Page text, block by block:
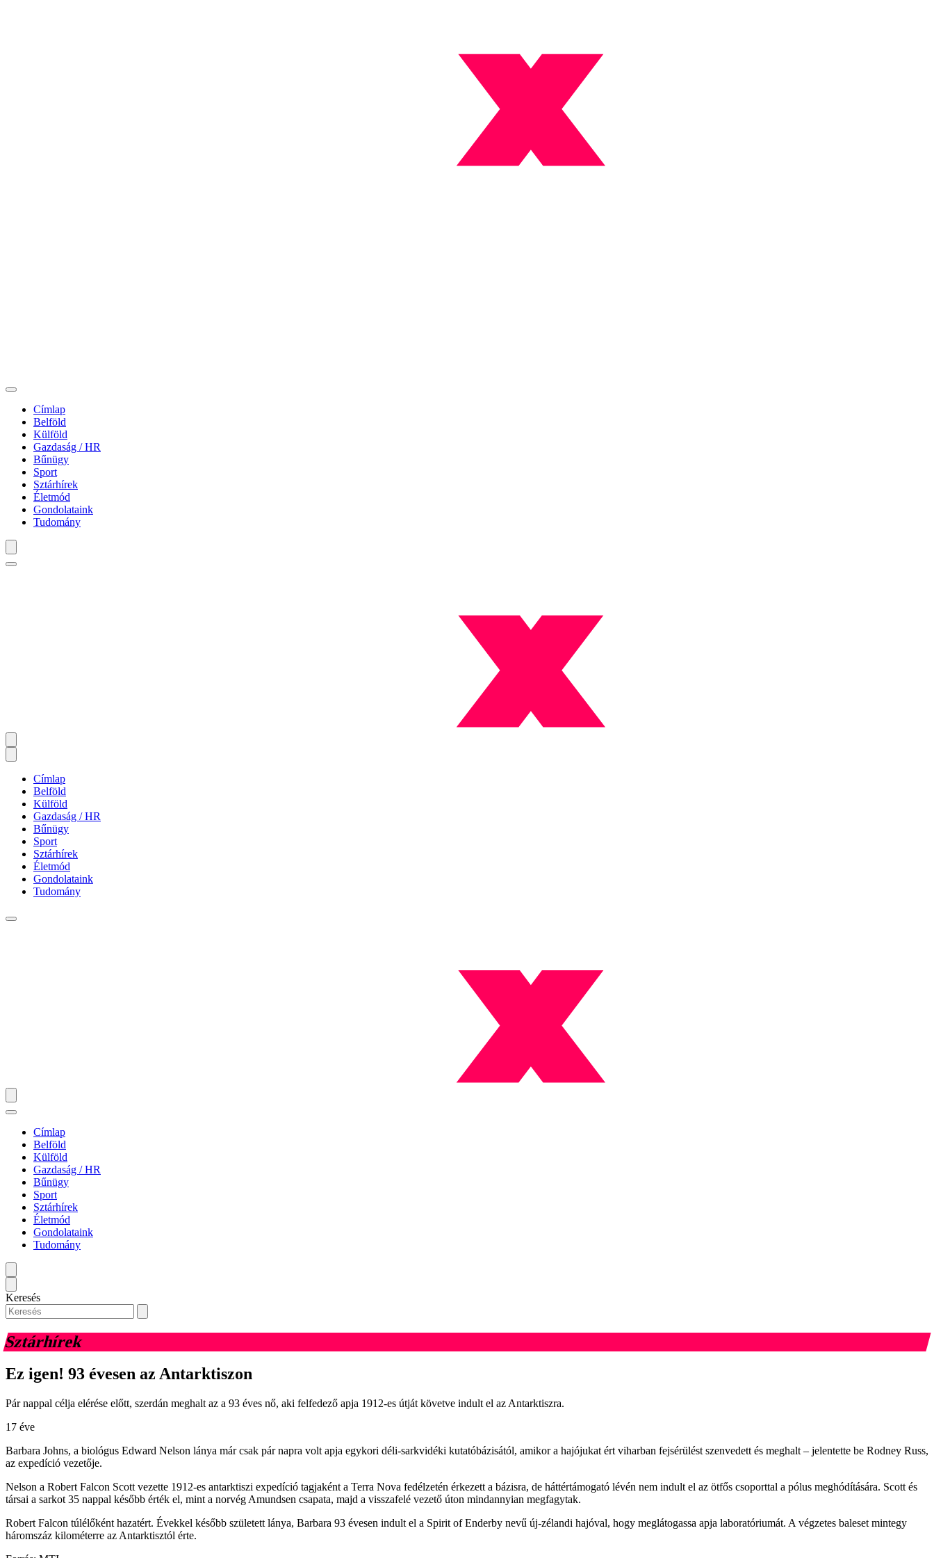
Címlap
Belföld
Külföld
Gazdaság / HR
Bűnügy
Sport
Sztárhírek
Életmód
Gondolataink
Tudomány
Címlap
Belföld
Külföld
Gazdaság / HR
Bűnügy
Sport
Sztárhírek
Életmód
Gondolataink
Tudomány
Címlap
Belföld
Külföld
Gazdaság / HR
Bűnügy
Sport
Sztárhírek
Életmód
Gondolataink
Tudomány
Keresés
Sztárhírek
Ez igen! 93 évesen az Antarktiszon
Pár nappal célja elérése előtt, szerdán meghalt az a 93 éves nő, aki felfedező apja 1912-es útját követve indult el az Antarktiszra.
17 éve
Barbara Johns, a biológus Edward Nelson lánya már csak pár napra volt apja egykori déli-sarkvidéki kutatóbázisától, amikor a hajójukat ért viharban fejsérülést szenvedett és meghalt – jelentette be Rodney Russ,
az expedíció vezetője.
Nelson a Robert Falcon Scott vezette 1912-es antarktiszi expedíció tagjaként a Terra Nova fedélzetén érkezett a bázisra, de háttértámogató lévén nem indult el az ötfős csoporttal a pólus meghódítására. Scott és
társai a sarkot 35 nappal később érték el, mint a norvég Amundsen csapata, majd a visszafelé vezető úton mindannyian megfagytak.
Robert Falcon túlélőként hazatért. Évekkel később született lánya, Barbara 93 évesen indult el a Spirit of Enderby nevű új-zélandi hajóval, hogy meglátogassa apja laboratóriumát. A végzetes baleset mintegy
háromszáz kilométerre az Antarktisztól érte.